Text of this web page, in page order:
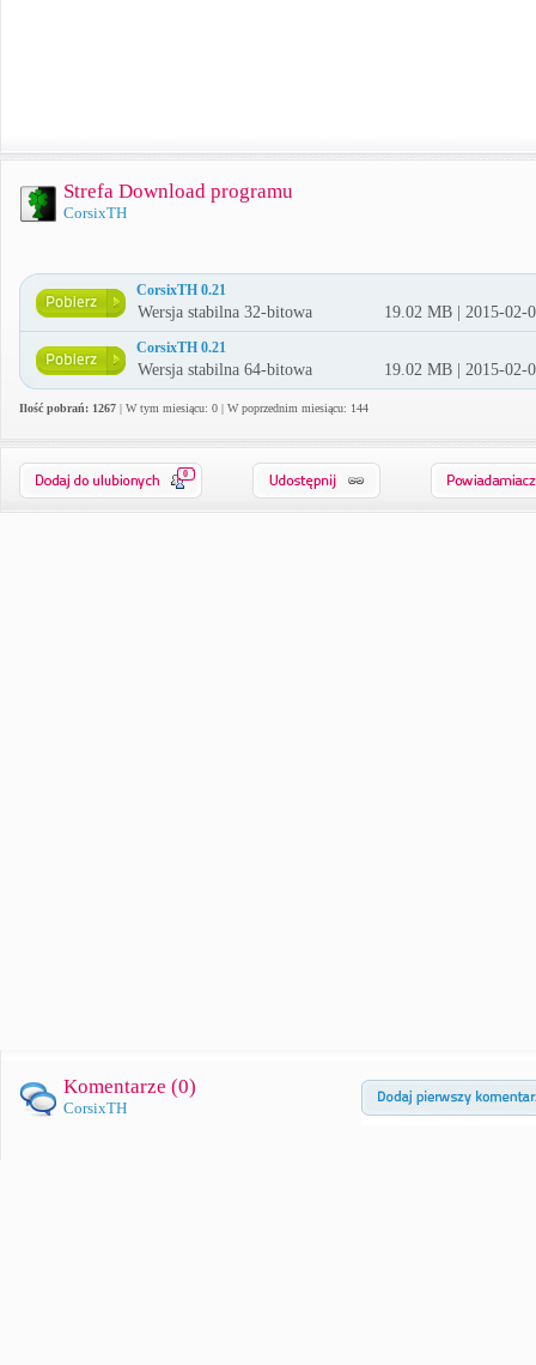
Strefa Download programu
CorsixTH
CorsixTH 0.21
Wersja stabilna 32-bitowa 19.02 MB | 2015-02-
CorsixTH 0.21
Wersja stabilna 64-bitowa 19.02 MB | 2015-02-
Ilość pobrań: 1267 | W tym miesiącu: 0 | W poprzednim miesiącu: 144
0
Komentarze (0)
CorsixTH